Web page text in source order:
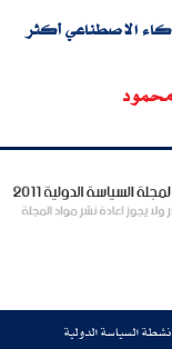
الاصطناعي أكثر
محمود
السياسة الدولية